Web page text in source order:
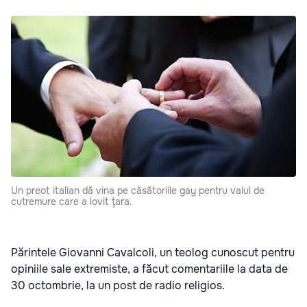
Un preot italian dă vina pe căsătoriile gay pentru valul de
cutremure care a lovit ţara.
Părintele Giovanni Cavalcoli, un teolog cunoscut pentru
opiniile sale extremiste, a făcut comentariile la data de
30 octombrie, la un post de radio religios.